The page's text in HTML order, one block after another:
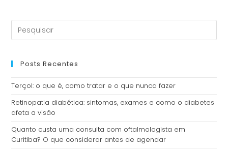
Posts Recentes
Terçol: o que é, como tratar e o que nunca fazer
Retinopatia diabética: sintomas, exames e como o diabetes
afeta a visão
Quanto custa uma consulta com oftalmologista em
Curitiba? O que considerar antes de agendar